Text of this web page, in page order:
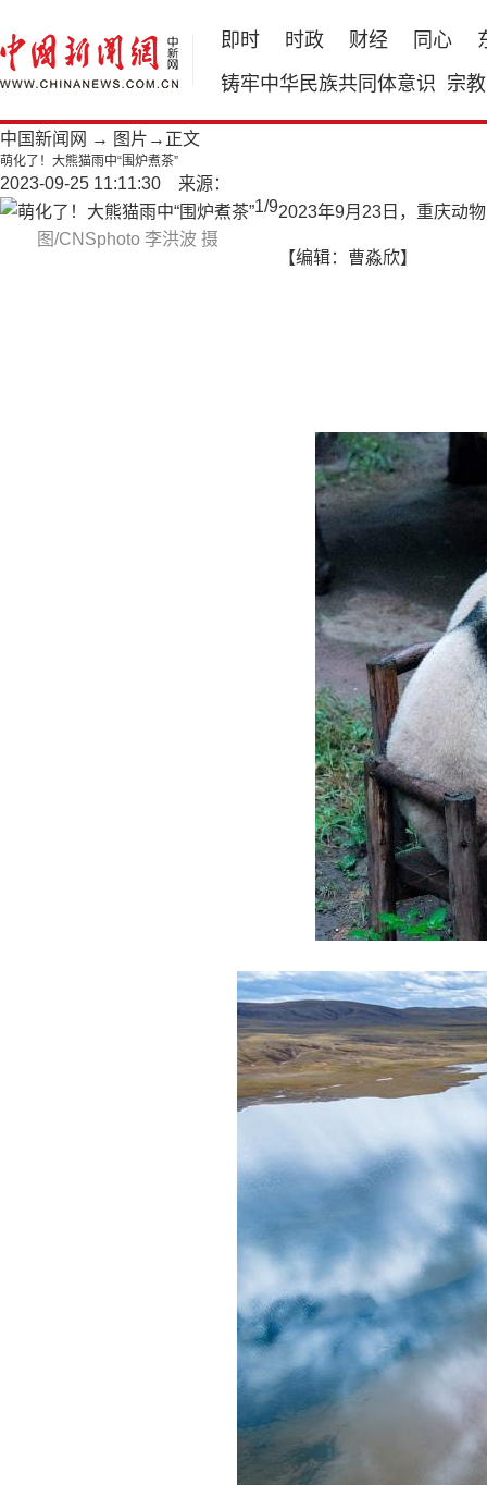
即时 时政 财经 同心
铸牢中华民族共同体意识 宗教
中国新闻网 → 图片 →正文
萌化了！大熊猫雨中“围炉煮茶”
2023-09-25 11:11:30 来源：
图/CNSphoto 李洪波 摄
1/92023年9月23日，重庆动物
【编辑：曹淼欣】